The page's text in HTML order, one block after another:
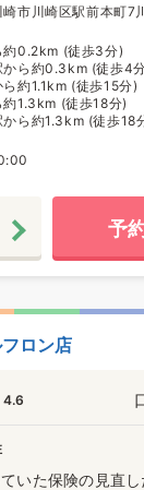
崎市川崎区駅前本町7
約0.2km (徒歩3分)
から約0.3km (徒歩4
約1.1km (徒歩15分)
約1.3km (徒歩18分)
から約1.3km (徒歩18
予
ロン店
4.6
いた保険の見直し